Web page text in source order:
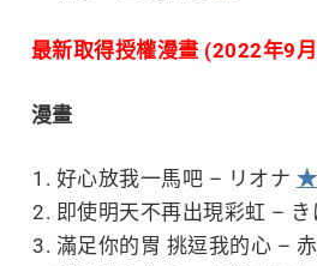
最新取得授權漫畫 (2022年9
漫畫
好心放我一馬吧 – リオナ ★
即使明天不再出現彩虹 –
滿足你的胃 挑逗我的心 –